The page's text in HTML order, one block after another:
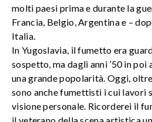
molti paesi prima e durante la
Francia, Belgio, Argentina e –
Italia.
In Yugoslavia, il fumetto era
sospetto, ma dagli anni ’50 in
una grande popolarità. Oggi,
sono anche fumettisti i cui lavori
visione personale. Ricorderei il